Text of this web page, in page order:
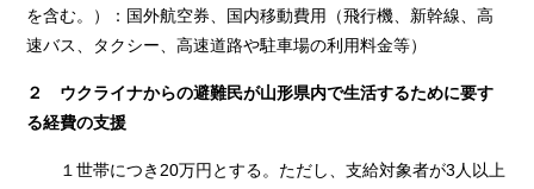
を含む。）：国外航空券、国内移動費用（飛行機、新幹線、高
速バス、タクシー、高速道路や駐車場の利用料金等）
２ ウクライナからの避難民が山形県内で生活するために要す
る経費の支援
１世帯につき20万円とする。ただし、支給対象者が3人以上